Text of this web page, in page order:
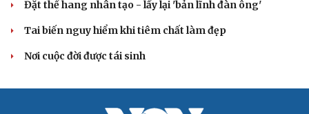
Du lịch
Săn Tour
check-in
Podcast
Đọc truyện đêm khuya
Đặt thể hang nhân tạo - lấy lại 'bản lĩnh đàn ông'
Tai biến nguy hiểm khi tiêm chất làm đẹp
Nơi cuộc đời được tái sinh